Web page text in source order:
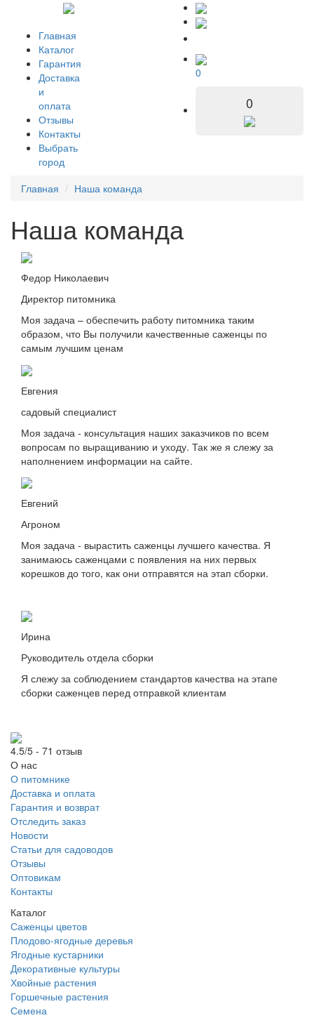
Главная
Каталог
Гарантия
Доставка
и
оплата
Отзывы
Контакты
Выбрать
город
0
0
Главная Наша команда
Наша команда
Федор Николаевич
Директор питомника
Моя задача – обеспечить работу питомника таким
образом, что Вы получили качественные саженцы по
самым лучшим ценам
Евгения
садовый специалист
Моя задача - консультация наших заказчиков по всем
вопросам по выращиванию и уходу. Так же я слежу за
наполнением информации на сайте.
Евгений
Агроном
Моя задача - вырастить саженцы лучшего качества. Я
занимаюсь саженцами с появления на них первых
корешков до того, как они отправятся на этап сборки.
Ирина
Руководитель отдела сборки
Я слежу за соблюдением стандартов качества на этапе
сборки саженцев перед отправкой клиентам
4.5/5 - 71 отзыв
О нас
О питомнике
Доставка и оплата
Гарантия и возврат
Отследить заказ
Новости
Статьи для садоводов
Отзывы
Оптовикам
Контакты
Каталог
Саженцы цветов
Плодово-ягодные деревья
Ягодные кустарники
Декоративные культуры
Хвойные растения
Горшечные растения
Семена